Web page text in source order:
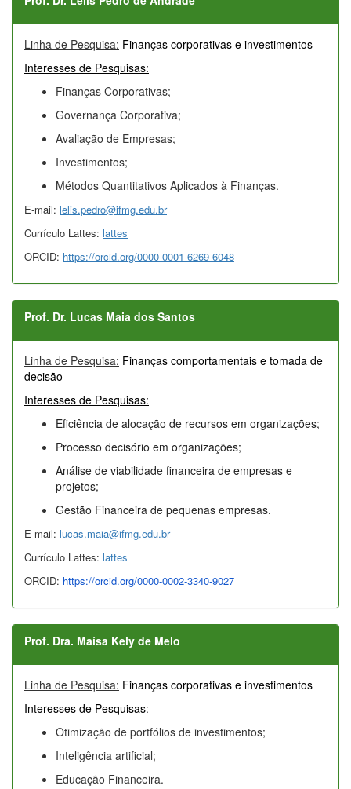
Linha de Pesquisa: Finanças corporativas e investimentos
Interesses de Pesquisas:
Finanças Corporativas;
Governança Corporativa;
Avaliação de Empresas;
Investimentos;
Métodos Quantitativos Aplicados à Finanças.
E-mail: lelis.pedro@ifmg.edu.br
Currículo Lattes: lattes
ORCID: https://orcid.org/0000-0001-6269-6048
Prof. Dr. Lucas Maia dos Santos
Linha de Pesquisa: Finanças comportamentais e tomada de
decisão
Interesses de Pesquisas:
Eficiência de alocação de recursos em organizações;
Processo decisório em organizações;
Análise de viabilidade financeira de empresas e
projetos;
Gestão Financeira de pequenas empresas.
E-mail: lucas.maia@ifmg.edu.br
Currículo Lattes: lattes
ORCID: https://orcid.org/0000-0002-3340-9027
Prof. Dra. Maísa Kely de Melo
Linha de Pesquisa: Finanças corporativas e investimentos
Interesses de Pesquisas:
Otimização de portfólios de investimentos;
Inteligência artificial;
Educação Financeira.